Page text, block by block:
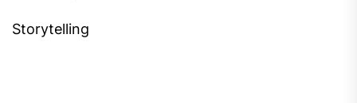
Storytelling